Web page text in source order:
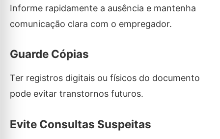
Informe rapidamente a ausência e mantenha
comunicação clara com o empregador.
Guarde Cópias
Ter registros digitais ou físicos do documento
pode evitar transtornos futuros.
Evite Consultas Suspeitas